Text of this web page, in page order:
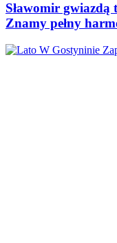
Sławomir
Znamy pełny